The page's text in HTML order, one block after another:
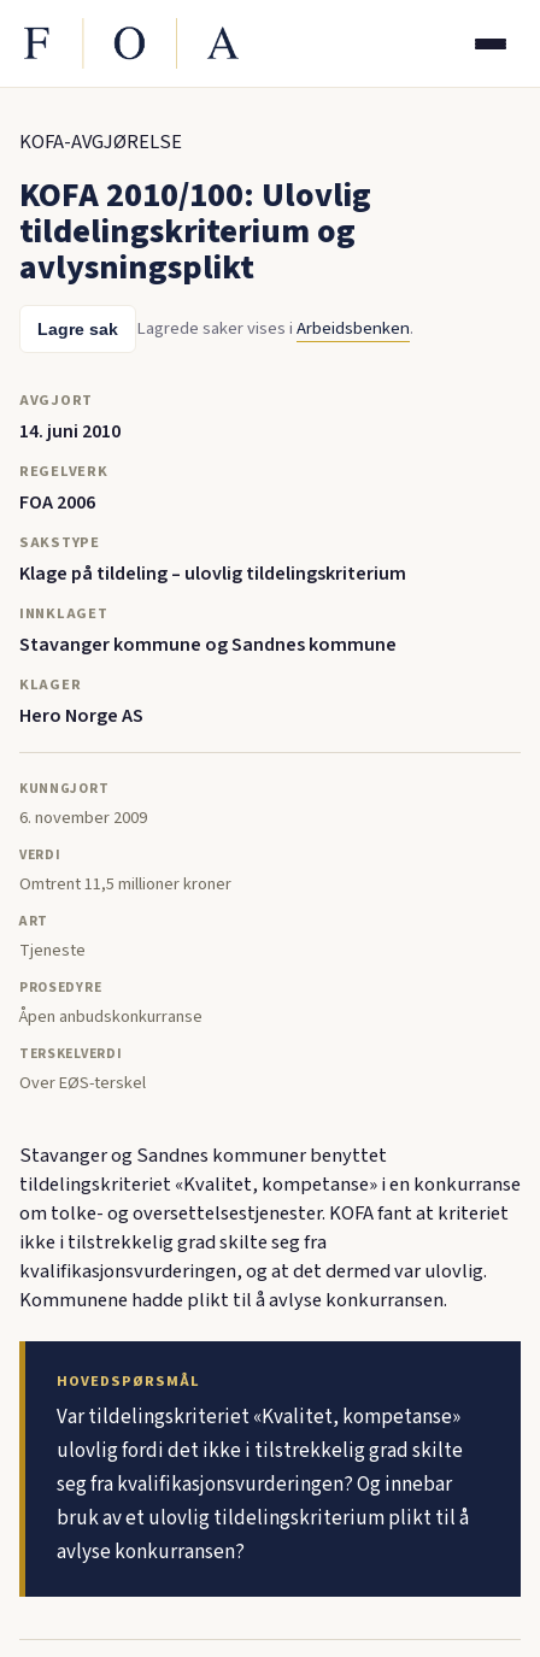
KOFA-AVGJØRELSE
KOFA 2010/100: Ulovlig
tildelingskriterium og
avlysningsplikt
Lagre sak Lagrede saker vises iArbeidsbenken.
AVGJORT
14. juni 2010
REGELVERK
FOA 2006
SAKSTYPE
Klage på tildeling – ulovlig tildelingskriterium
INNKLAGET
Stavanger kommune og Sandnes kommune
KLAGER
Hero Norge AS
KUNNGJORT
6. november 2009
VERDI
Omtrent 11,5 millioner kroner
ART
Tjeneste
PROSEDYRE
Åpen anbudskonkurranse
TERSKELVERDI
Over EØS-terskel
Stavanger og Sandnes kommuner benyttet
tildelingskriteriet «Kvalitet, kompetanse» i en konkurranse
om tolke- og oversettelsestjenester. KOFA fant at kriteriet
ikke i tilstrekkelig grad skilte seg fra
kvalifikasjonsvurderingen, og at det dermed var ulovlig.
Kommunene hadde plikt til å avlyse konkurransen.
HOVEDSPØRSMÅL
Var tildelingskriteriet «Kvalitet, kompetanse»
ulovlig fordi det ikke i tilstrekkelig grad skilte
seg fra kvalifikasjonsvurderingen? Og innebar
bruk av et ulovlig tildelingskriterium plikt til å
avlyse konkurransen?